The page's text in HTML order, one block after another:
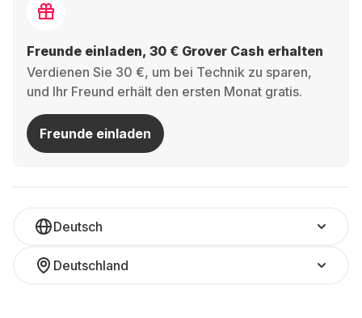
Freunde einladen, 30 € Grover Cash erhalten
Verdienen Sie 30 €, um bei Technik zu sparen,
und Ihr Freund erhält den ersten Monat gratis.
Freunde einladen
Deutsch
Deutschland